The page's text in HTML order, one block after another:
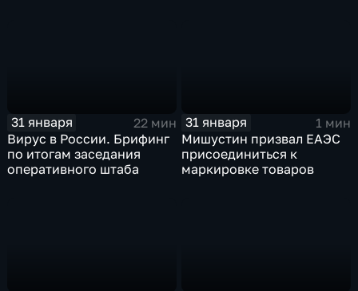
31 января
22 мин
Вирус в России. Брифинг
по итогам заседания
оперативного штаба
31 января
1 мин
Мишустин призвал ЕАЭС
присоединиться к
маркировке товаров